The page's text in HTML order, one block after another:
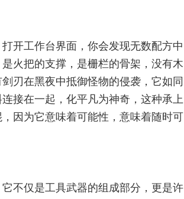
开工作台界面，你会发现无数配方中
火把的支撑，是栅栏的骨架，没有木
刃在黑夜中抵御怪物的侵袭，它如同
接在一起，化平凡为神奇，这种承上
因为它意味着可能性，意味着随时可
不仅是工具武器的组成部分，更是许